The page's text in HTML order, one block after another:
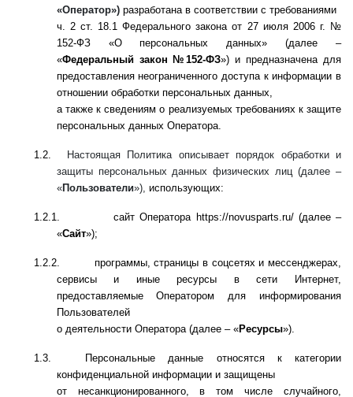
«Оператор») разработана в соответствии с требованиями
ч. 2 ст. 18.1 Федерального закона от 27 июля 2006 г. №
152-ФЗ «О
персональных данных» (далее –
«Федеральный закон №152-ФЗ») и предназначена для
предоставления неограниченного доступа к информации в
отношении обработки персональных данных,
а также к сведениям о реализуемых требованиях к защите
персональных данных Оператора.
1.2.
Настоящая Политика описывает порядок обработки и
защиты персональных данных физических лиц (далее –
«Пользователи»), использующих:
1.2.1. сайт Оператора https://novusparts.ru/(далее –
«Сайт»);
1.2.2.
программы, страницы в соцсетях и мессенджерах,
сервисы и иные ресурсы в сети Интернет,
предоставляемые Оператором для информирования
Пользователей
о деятельности Оператора (далее – «Ресурсы»).
1.3.
Персональные данные относятся к категории
конфиденциальной информации и защищены
от несанкционированного, в том числе случайного,